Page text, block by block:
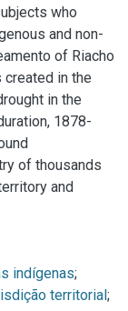
who
and non-
of Riacho
created in the
in the
1878-
of thousands
and
indígenas;
territorial;